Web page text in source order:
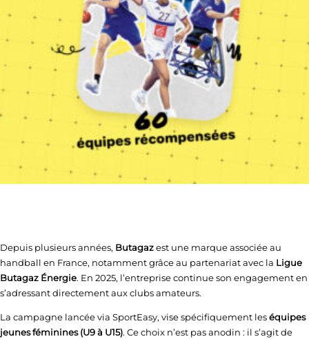
Depuis plusieurs années, Butagazest une marque associée au
handball en France, notamment grâce au partenariat avec la Ligue
Butagaz Énergie. En 2025, l’entreprise continue son engagement en
s’adressant directement aux clubs amateurs.
La campagne lancée via SportEasy, vise spécifiquement leséquipes
jeunes féminines (U9 à U15). Ce choix n’est pas anodin : il s’agit de